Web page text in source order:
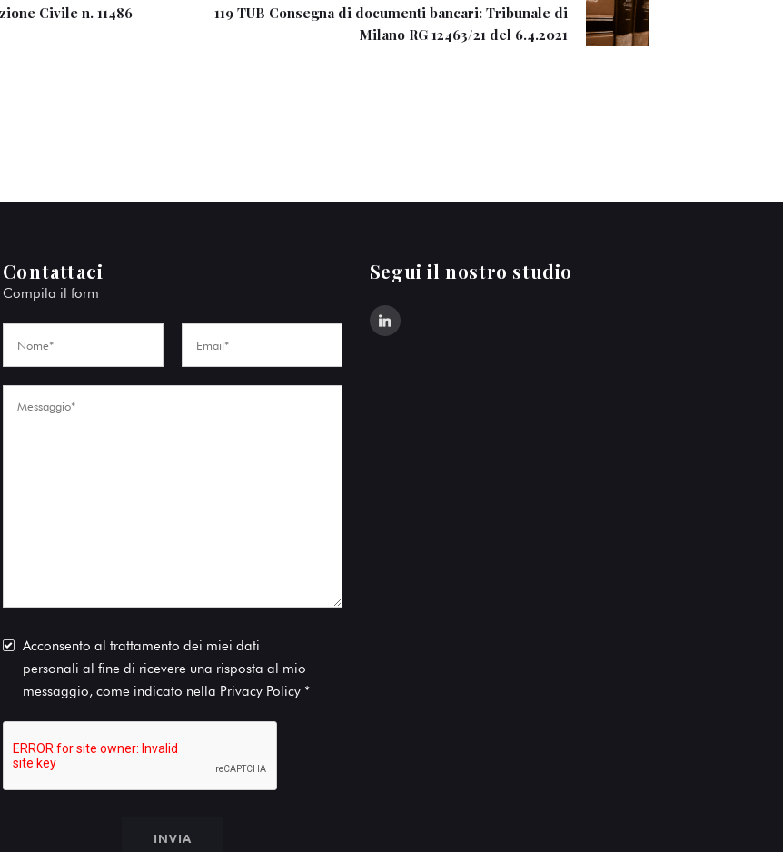
Civile n. 11486
119 TUB Consegna di documenti bancari: Tribunale di
Milano RG 12463/21 del 6.4.2021
Contattaci
Compila il form
Acconsento al trattamento dei miei dati
personali al fine di ricevere una risposta al mio
messaggio, come indicato nella Privacy Policy *
Segui il nostro studio